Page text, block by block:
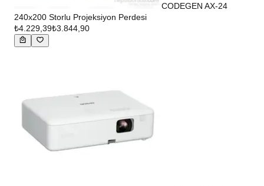
CODEGEN AX-24
240x200 Storlu Projeksiyon Perdesi
₺4.229,39₺3.844,90